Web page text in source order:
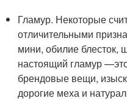
Гламур. Некоторые
отличительными
мини, обилие блесток,
настоящий гламур
брендовые вещи,
дорогие меха и